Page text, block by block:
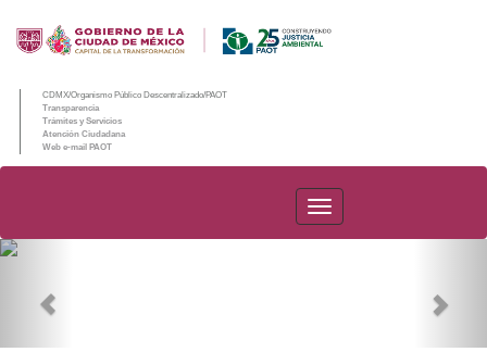
CDMX/Organismo Público Descentralizado/PAOT
Transparencia
Trámites y Servicios
Atención Ciudadana
Web e-mail PAOT
PAOT